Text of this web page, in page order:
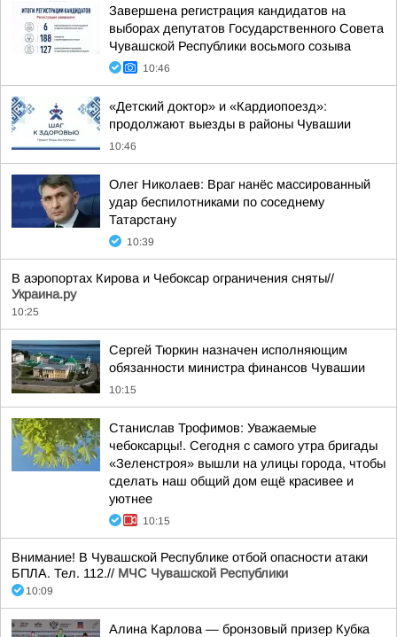
Завершена регистрация кандидатов на
выборах депутатов Государственного Совета
Чувашской Республики восьмого созыва
10:46
«Детский доктор» и «Кардиопоезд»:
продолжают выезды в районы Чувашии
10:46
Олег Николаев: Враг нанёс массированный
удар беспилотниками по соседнему
Татарстану
10:39
В аэропортах Кирова и Чебоксар ограничения сняты//
Украина.ру
10:25
Сергей Тюркин назначен исполняющим
обязанности министра финансов Чувашии
10:15
Станислав Трофимов: Уважаемые
чебоксарцы!. Сегодня с самого утра бригады
«Зеленстроя» вышли на улицы города, чтобы
сделать наш общий дом ещё красивее и
уютнее
10:15
Внимание! В Чувашской Республике отбой опасности атаки
БПЛА. Тел. 112.// МЧС Чувашской Республики
10:09
Алина Карлова — бронзовый призер Кубка